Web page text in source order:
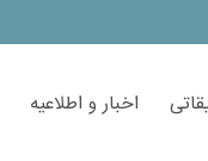
اخبار و اطلاعیه